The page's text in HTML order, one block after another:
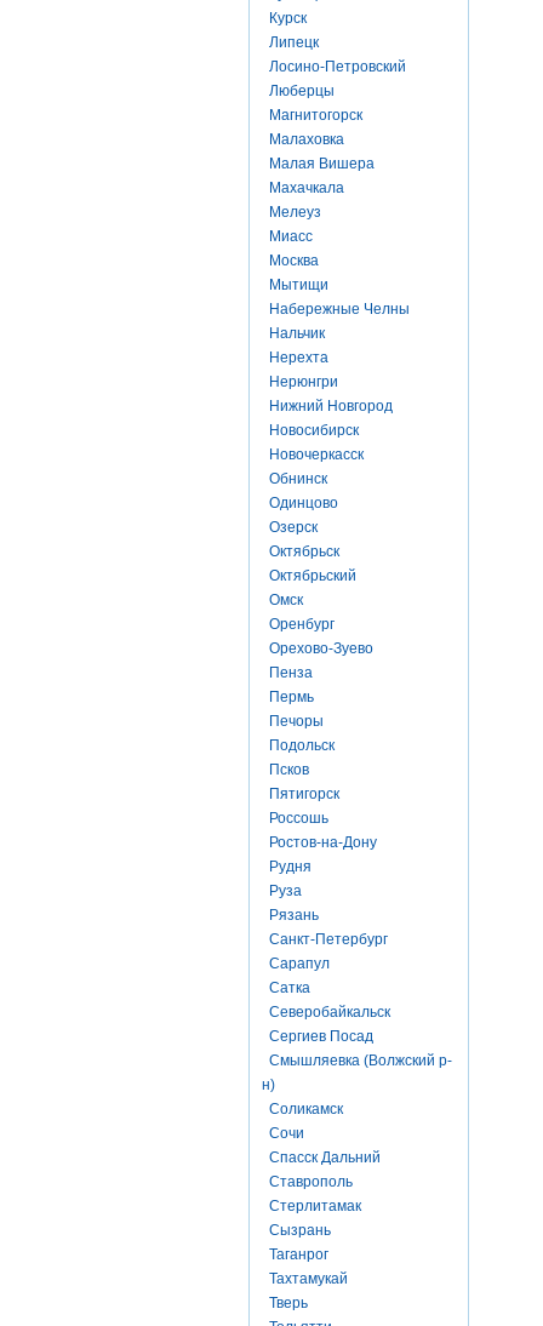
Курск
Липецк
Лосино-Петровский
Люберцы
Магнитогорск
Малаховка
Малая Вишера
Махачкала
Мелеуз
Миасс
Москва
Мытищи
Набережные Челны
Нальчик
Нерехта
Нерюнгри
Нижний Новгород
Новосибирск
Новочеркасск
Обнинск
Одинцово
Озерск
Октябрьск
Октябрьский
Омск
Оренбург
Орехово-Зуево
Пенза
Пермь
Печоры
Подольск
Псков
Пятигорск
Россошь
Ростов-на-Дону
Рудня
Руза
Рязань
Санкт-Петербург
Сарапул
Сатка
Северобайкальск
Сергиев Посад
Смышляевка (Волжский р-
н)
Соликамск
Сочи
Спасск Дальний
Ставрополь
Стерлитамак
Сызрань
Таганрог
Тахтамукай
Тверь